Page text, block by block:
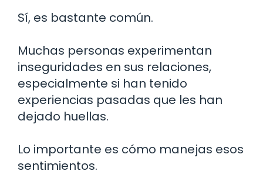
Sí, es bastante común.
Muchas personas experimentan
inseguridades en sus relaciones,
especialmente si han tenido
experiencias pasadas que les han
dejado huellas.
Lo importante es cómo manejas esos
sentimientos.